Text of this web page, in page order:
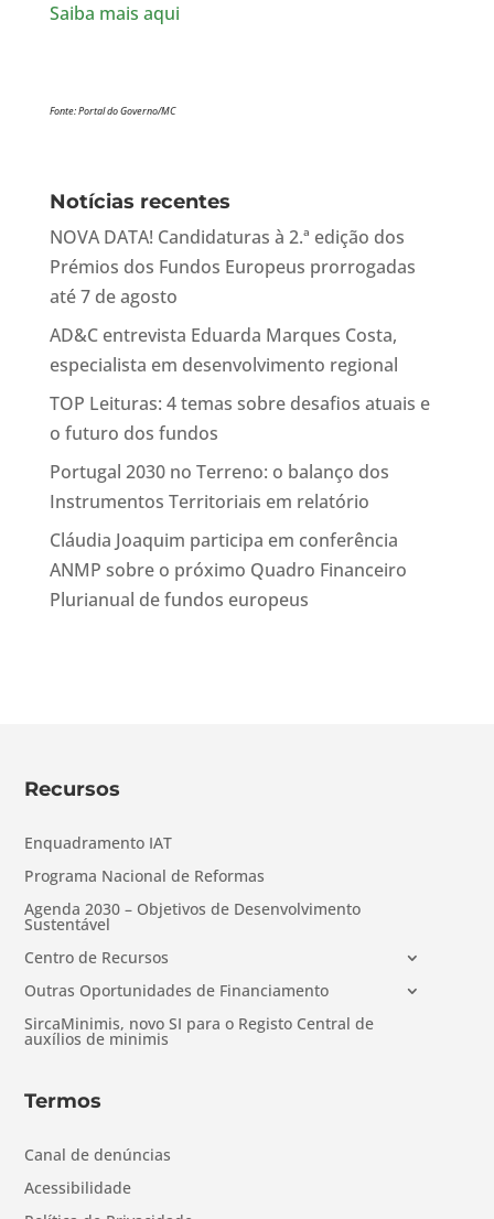
Saiba mais aqui
Fonte: Portal do Governo/MC
Notícias recentes
NOVA DATA! Candidaturas à 2.ª edição dos
Prémios dos Fundos Europeus prorrogadas
até 7 de agosto
AD&C entrevista Eduarda Marques Costa,
especialista em desenvolvimento regional
TOP Leituras: 4 temas sobre desafios atuais e
o futuro dos fundos
Portugal 2030 no Terreno: o balanço dos
Instrumentos Territoriais em relatório
Cláudia Joaquim participa em conferência
ANMP sobre o próximo Quadro Financeiro
Plurianual de fundos europeus
Recursos
Enquadramento IAT
Programa Nacional de Reformas
Agenda 2030 – Objetivos de Desenvolvimento
Sustentável
Centro de Recursos
Outras Oportunidades de Financiamento
SircaMinimis, novo SI para o Registo Central de
auxílios de minimis
Termos
Canal de denúncias
Acessibilidade